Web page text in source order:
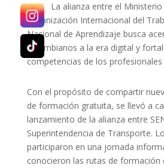
● La alianza entre el Ministerio
Organización Internacional del
Nacional de Aprendizaje busca
colombianos a la era digital y
competencias de los
Con el propósito de compartir
de formación gratuita, se llevó a
lanzamiento de la alianza entre
Superintendencia de Transporte.
participaron en una jornada
conocieron las rutas de formación